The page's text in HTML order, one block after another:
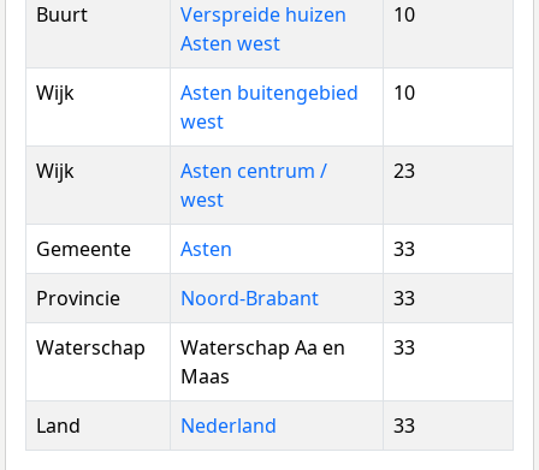
Buurt
Verspreide huizen
Asten west
10
Wijk
Asten buitengebied
west
10
Wijk
Asten centrum /
west
23
Gemeente Asten
33
Provincie
Noord-Brabant
33
Waterschap
Waterschap Aa en
Maas
33
Land Nederland 33